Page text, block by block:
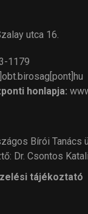
utca 16.
1179
honlapja:
Bírói Tanács
Dr. Csontos
tájékoztató